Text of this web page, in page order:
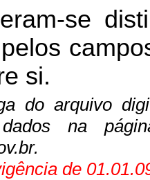
se
si.
do arquivo
na
de